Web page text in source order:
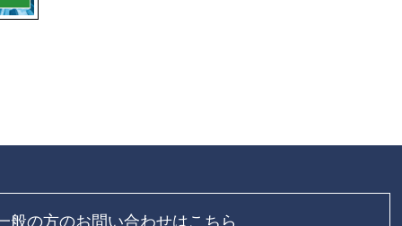
般の方のお問い合わせはこちら